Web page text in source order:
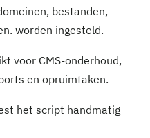
bestanden,
worden ingesteld.
voor CMS-onderhoud,
en opruimtaken.
het script handmatig